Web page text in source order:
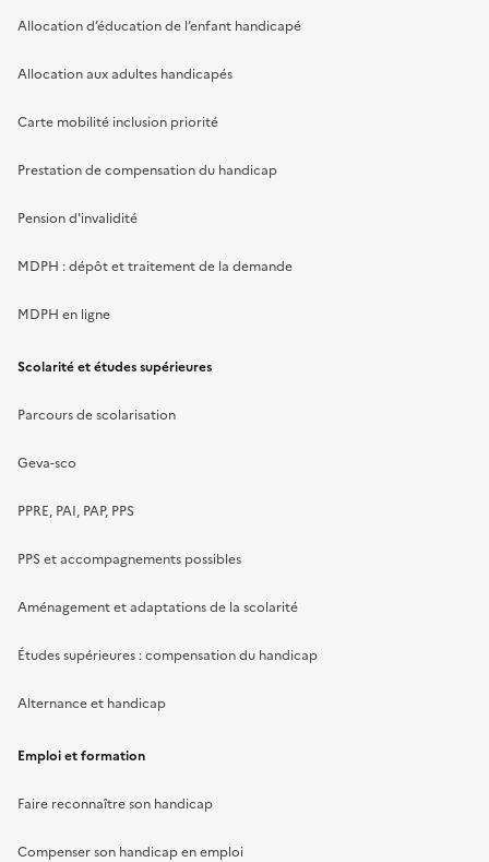
Allocation d’éducation de l’enfant handicapé
Allocation aux adultes handicapés
Carte mobilité inclusion priorité
Prestation de compensation du handicap
Pension d'invalidité
MDPH : dépôt et traitement de la demande
MDPH en ligne
Scolarité et études supérieures
Parcours de scolarisation
Geva-sco
PPRE, PAI, PAP, PPS
PPS et accompagnements possibles
Aménagement et adaptations de la scolarité
Études supérieures : compensation du handicap
Alternance et handicap
Emploi et formation
Faire reconnaître son handicap
Compenser son handicap en emploi